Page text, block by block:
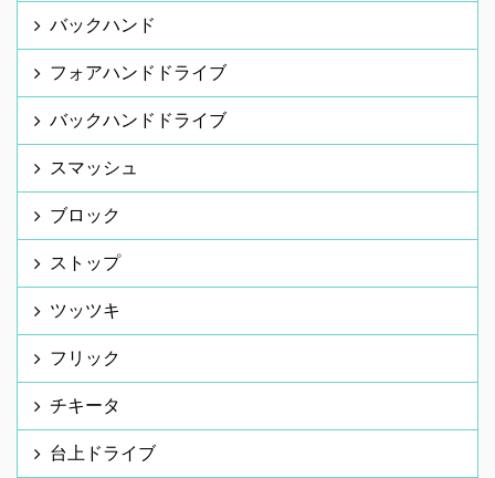
バックハンド
フォアハンドドライブ
バックハンドドライブ
スマッシュ
ブロック
ストップ
ツッツキ
フリック
チキータ
台上ドライブ